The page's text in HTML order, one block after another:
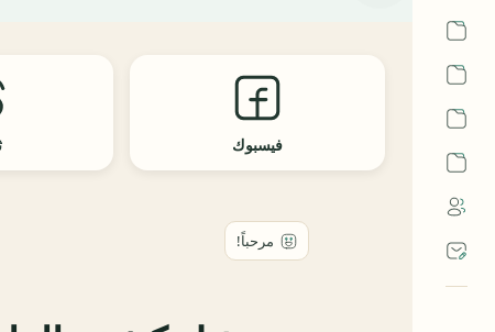
أشهر الحرم
فيسبوك